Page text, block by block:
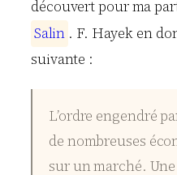
découvert pour ma
Salin . F. Hayek en
suivante :
L’ordre engendré
de nombreuses
sur un marché.